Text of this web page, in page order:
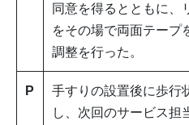
同意を得るとともに、
をその場で両面テープ
調整を行った。
P
手すりの設置後に歩行
し、次回のサービス担